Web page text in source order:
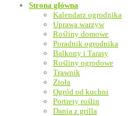
Strona główna
Kalendarz ogrodnika
Uprawa warzyw
Rośliny domowe
Poradnik ogrodnika
Balkony i Tarasy
Rośliny ogrodowe
Trawnik
Zioła
Ogród od kuchni
Portrety roślin
Dania z grilla